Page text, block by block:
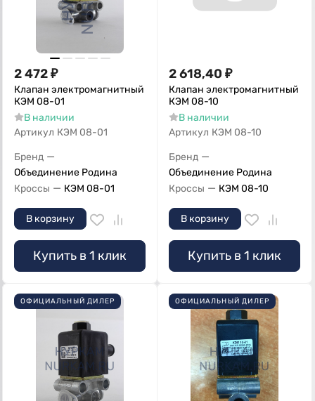
2 472₽
Клапан электромагнитный
КЭМ 08-01
В наличии
Артикул КЭМ 08-01
Бренд —
Объединение Родина
Кроссы — КЭМ 08-01
В корзину
Купить в 1 клик
2 618,40 ₽
Клапан электромагнитный
КЭМ 08-10
В наличии
Артикул КЭМ 08-10
Бренд —
Объединение Родина
Кроссы — КЭМ 08-10
В корзину
Купить в 1 клик
ОФИЦИАЛЬНЫЙ ДИЛЕР ОФИЦИАЛЬНЫЙ ДИЛЕР